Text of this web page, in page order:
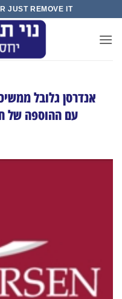
content
JUST REMOVE IT...
אנדרסן גלובל
עם ההוספה של